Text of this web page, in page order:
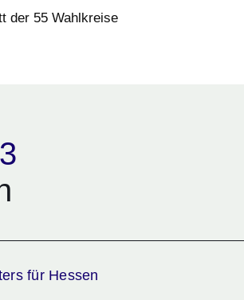
der 55 Wahlkreise
für Hessen